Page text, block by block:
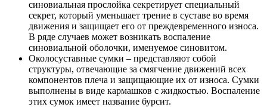
синовиальная прослойка секретирует специальный
секрет, который уменьшает трение в суставе во время
движения и защищает его от преждевременного износа.
В ряде случаев может возникать воспаление
синовиальной оболочки, именуемое синовитом.
Околосуставные сумки – представляют собой
структуры, отвечающие за смягчение движений всех
компонентов плеча и защищающие их от износа. Сумки
выполнены в виде кармашков с жидкостью. Воспаление
этих сумок имеет название бурсит.